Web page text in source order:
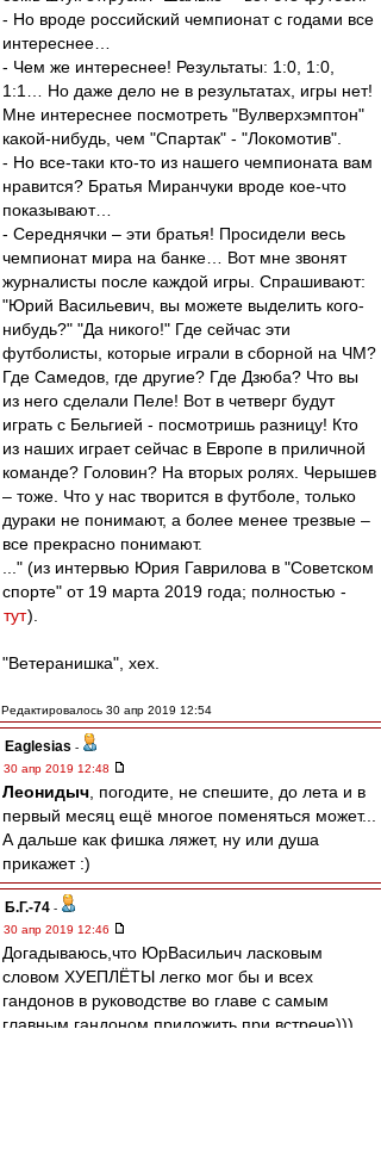
- Но вроде российский чемпионат с годами все
интереснее…
- Чем же интереснее! Результаты: 1:0, 1:0,
1:1… Но даже дело не в результатах, игры нет!
Мне интереснее посмотреть "Вулверхэмптон"
какой-нибудь, чем "Спартак" - "Локомотив".
- Но все-таки кто-то из нашего чемпионата вам
нравится? Братья Миранчуки вроде кое-что
показывают…
- Середнячки – эти братья! Просидели весь
чемпионат мира на банке… Вот мне звонят
журналисты после каждой игры. Спрашивают:
"Юрий Васильевич, вы можете выделить кого-
нибудь?" "Да никого!" Где сейчас эти
футболисты, которые играли в сборной на ЧМ?
Где Самедов, где другие? Где Дзюба? Что вы
из него сделали Пеле! Вот в четверг будут
играть с Бельгией - посмотришь разницу! Кто
из наших играет сейчас в Европе в приличной
команде? Головин? На вторых ролях. Черышев
– тоже. Что у нас творится в футболе, только
дураки не понимают, а более менее трезвые –
все прекрасно понимают.
..." (из интервью Юрия Гаврилова в "Советском
спорте" от 19 марта 2019 года; полностью -
тут).
"Ветеранишка", хех.
Редактировалось 30 апр 2019 12:54
Eaglesias -
30 апр 2019 12:48
Леонидыч , погодите, не спешите, до лета и в
первый месяц ещё многое поменяться может...
А дальше как фишка ляжет, ну или душа
прикажет :)
Б.Г.-74 -
30 апр 2019 12:46
Догадываюсь,что ЮрВасильич ласковым
словом ХУЕПЛЁТЫ легко мог бы и всех
гандонов в руководстве во главе с самым
главным гандоном приложить при встрече)))